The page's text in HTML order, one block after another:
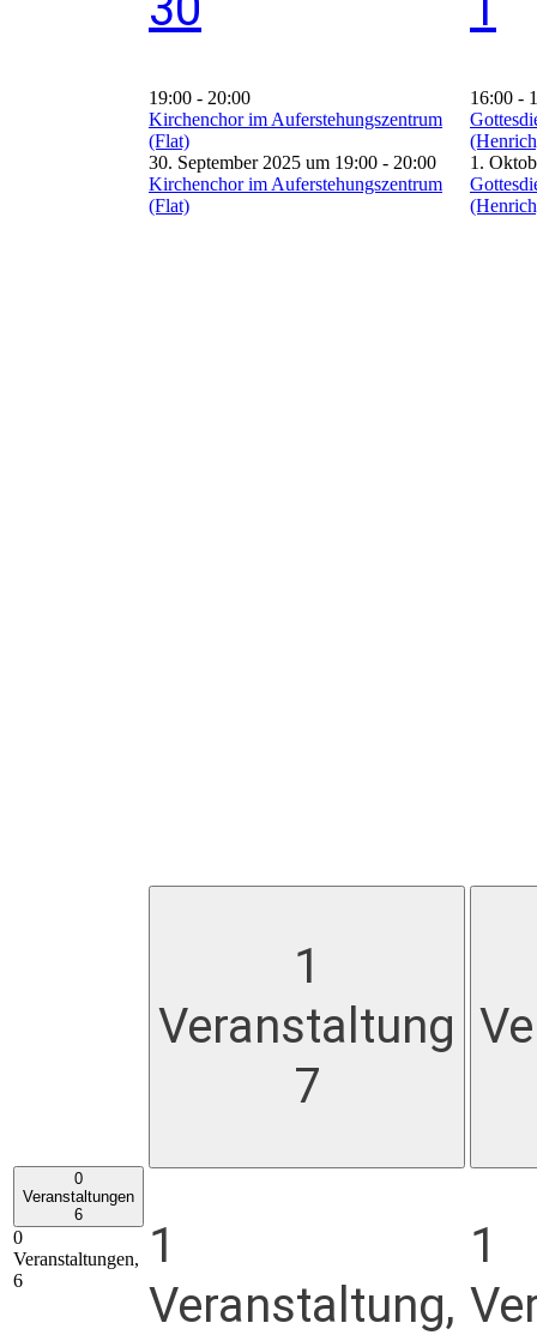
19:00 - 20:00
Kirchenchor im Auferstehungszentrum
(Flat)
30. September 2025 um 19:00 - 20:00
Kirchenchor im Auferstehungszentrum
(Flat)
16:00 -
1.
0
Veranstaltungen
6
0
Veranstaltungen,
6
1
Veranstaltung
7
1
Veranstaltung,
1